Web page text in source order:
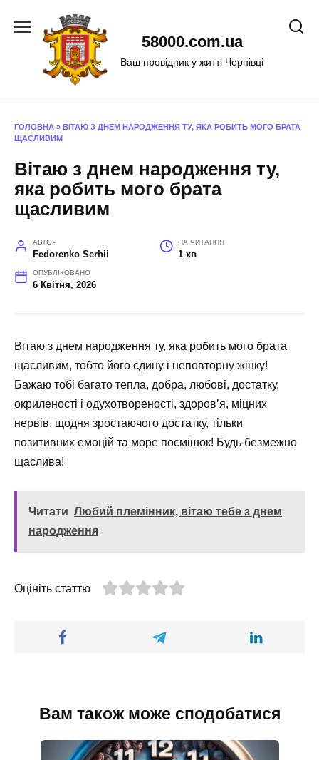
58000.com.ua
Ваш провідник у житті Чернівці
ГОЛОВНА » ВІТАЮ З ДНЕМ НАРОДЖЕННЯ ТУ, ЯКА РОБИТЬ МОГО БРАТА
ЩАСЛИВИМ
Вітаю з днем народження ту,
яка робить мого брата
щасливим
АВТОР
Fedorenko Serhii
НА ЧИТАННЯ
1 хв
ОПУБЛІКОВАНО
6 Квітня, 2026
Вітаю з днем народження ту, яка робить мого брата
щасливим, тобто його єдину і неповторну жінку!
Бажаю тобі багато тепла, добра, любові, достатку,
окриленості і одухотвореності, здоров’я, міцних
нервів, щодня зростаючого достатку, тільки
позитивних емоцій та море посмішок! Будь безмежно
щаслива!
Читати Любий племінник, вітаю тебе з днем
народження
Оцініть статтю
Вам також може сподобатися